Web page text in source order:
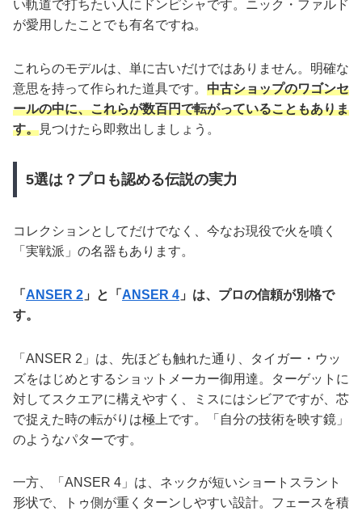
い軌道で打ちたい人にドンピシャです。ニック・ファルド
が愛用したことでも有名ですね。
これらのモデルは、単に古いだけではありません。明確な
意思を持って作られた道具です。 中古ショップのワゴンセ
ールの中に、これらが数百円で転がっていることもありま
す。見つけたら即救出しましょう。
5選は？プロも認める伝説の実力
コレクションとしてだけでなく、今なお現役で火を噴く
「実戦派」の名器もあります。
「 ANSER 2 」と「 ANSER 4 」は、プロの信頼が別格で
す。
「ANSER 2」は、先ほども触れた通り、タイガー・ウッ
ズをはじめとするショットメーカー御用達。ターゲットに
対してスクエアに構えやすく、ミスにはシビアですが、芯
で捉えた時の転がりは極上です。「自分の技術を映す鏡」
のようなパターです。
一方、「ANSER 4」は、ネックが短いショートスラント
形状で、トゥ側が重くターンしやすい設計。フェースを積